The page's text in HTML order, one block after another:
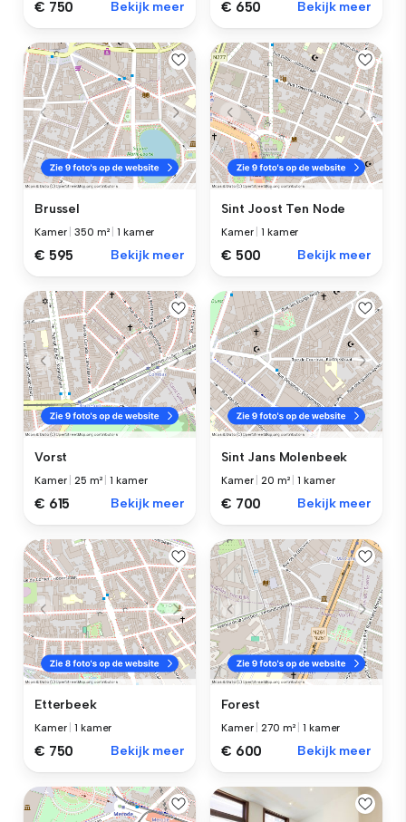
€ 750 Bekijk meer € 650 Bekijk meer
Brussel
Kamer |350 m² |1 kamer
€ 595 Bekijk meer
Sint Joost Ten Node
Kamer |1 kamer
€ 500 Bekijk meer
Vorst
Kamer 25 m² |1 kamer
€ 615 Bekijk meer
Sint Jans Molenbeek
Kamer 20 m² |1 kamer
€ 700 Bekijk meer
Etterbeek
Kamer |1 kamer
€ 750 Bekijk meer
Forest
Kamer |270 m² |1 kamer
€ 600 Bekijk meer